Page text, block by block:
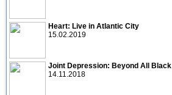
Heart: Live in Atlantic City
15.02.2019
Joint Depression: Beyond All Black
14.11.2018